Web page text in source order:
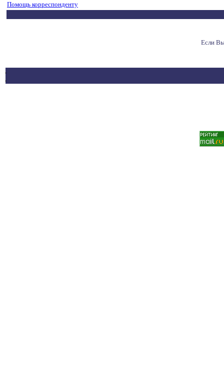
Помощь корреспонденту
Если